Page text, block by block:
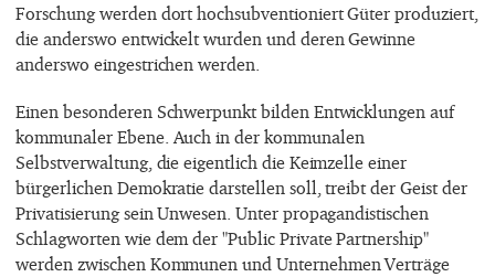
Forschung werden dort hochsubventioniert Güter produziert,
die anderswo entwickelt wurden und deren Gewinne
anderswo eingestrichen werden.
Einen besonderen Schwerpunkt bilden Entwicklungen auf
kommunaler Ebene. Auch in der kommunalen
Selbstverwaltung, die eigentlich die Keimzelle einer
bürgerlichen Demokratie darstellen soll, treibt der Geist der
Privatisierung sein Unwesen. Unter propagandistischen
Schlagworten wie dem der "Public Private Partnership"
werden zwischen Kommunen und Unternehmen Verträge